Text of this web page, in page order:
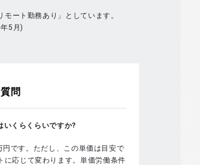
ート勤務あり」としています。
5月)
問
くらくらいですか?
です。ただし、この単価は目安で
に応じて変わります。単価労働条件